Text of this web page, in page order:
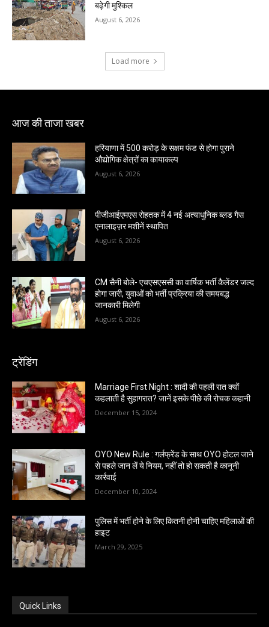
बढ़ेगी मुश्किल
August 6, 2026
Load more
आज की ताजा खबर
हरियाणा में 500 करोड़ के सक्षम फंड से होगा पुराने
औद्योगिक क्षेत्रों का कायाकल्प
August 6, 2026
पीजीआईएमएस रोहतक में 4 नई अत्याधुनिक ब्लड गैस
एनालाइज़र मशीनें स्थापित
August 6, 2026
CM सैनी बोले- एचएसएससी का वार्षिक भर्ती कैलेंडर जल्द
होगा जारी, युवाओं को भर्ती प्रक्रिया की समयबद्ध
जानकारी मिलेगी
August 6, 2026
ट्रेंडिंग
Marriage First Night : शादी की पहली रात क्यों
कहलाती है सुहागरात? जानें इसके पीछे की रोचक कहानी
December 15, 2024
OYO New Rule : गर्लफ्रेंड के साथ OYO होटल जाने
से पहले जान लें ये नियम, नहीं तो हो सकती है कानूनी
कार्रवाई
December 10, 2024
पुलिस में भर्ती होने के लिए कितनी होनी चाहिए महिलाओं की
हाइट
March 29, 2025
Quick Links